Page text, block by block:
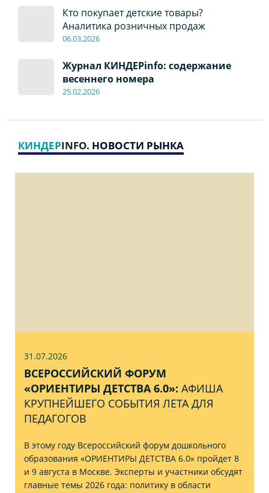
Кто покупает детские товары?
Аналитика розничных продаж
06.03.2026
Журнал КИНДЕРinfo: содержание
весеннего номера
25.02.2026
КИНДЕРINFO. НОВОСТИ РЫНКА
31.07.2026
ВСЕРОССИЙСКИЙ ФОРУМ
«ОРИЕНТИРЫ ДЕТСТВА 6.0»: АФИША
КРУПНЕЙШЕГО СОБЫТИЯ ЛЕТА ДЛЯ
ПЕДАГОГОВ
В этому году Всероссийский форум дошкольного
образования «ОРИЕНТИРЫ ДЕТСТВА 6.0» пройдет 8
и 9 августа в Москве. Эксперты и участники обсудят
главные темы 2026 года: политику в области